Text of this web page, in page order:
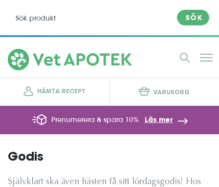
SÖK
HÄMTA RECEPT VARUKORG
Prenumerera & spara 10% Läs mer
Godis
Självklart ska även hästen få sitt lördagsgodis! Hos